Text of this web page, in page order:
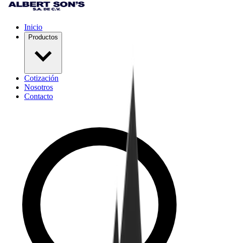
Inicio
Productos
Cotización
Nosotros
Contacto